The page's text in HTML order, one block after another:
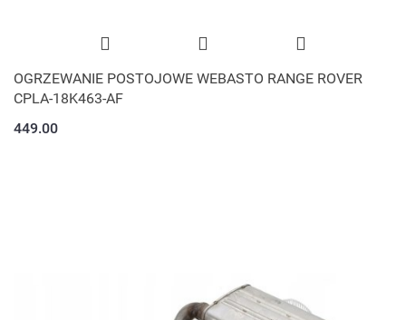
OGRZEWANIE POSTOJOWE WEBASTO RANGE ROVER
CPLA-18K463-AF
449.00